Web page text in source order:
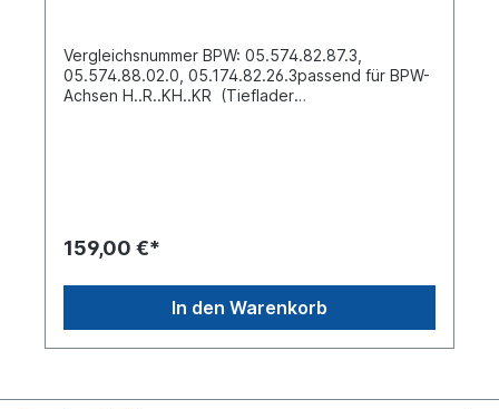
Vergleichsnummer BPW: 05.574.82.87.3,
05.574.88.02.0, 05.174.82.26.3passend für BPW-
Achsen H..R..KH..KR (Tieflader
[mm] 180 mm Bohrung-Ø 4 [mm] 11 mm
KartonPreis gilt für zwei StückEinzel
Gestängesteller siehe 8790015
159,00 €*
In den Warenkorb